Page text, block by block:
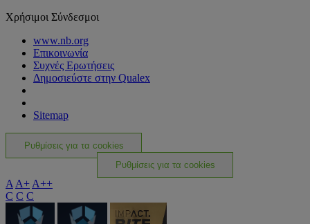
Χρήσιμοι Σύνδεσμοι
www.nb.org
Επικοινωνία
Συχνές Ερωτήσεις
Δημοσιεύστε στην Qualex
Sitemap
Ρυθμίσεις για τα cookies
Ρυθμίσεις για τα cookies
A A+ A++
C C C